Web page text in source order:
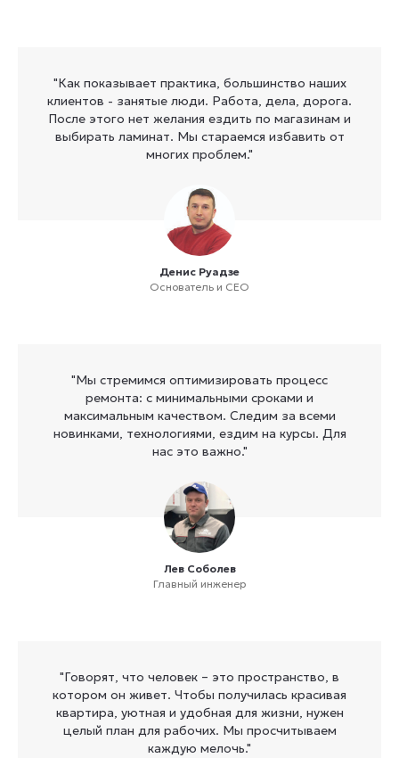
"Как показывает практика, большинство наших
клиентов - занятые люди. Работа, дела, дорога.
После этого нет желания ездить по магазинам и
выбирать ламинат. Мы стараемся избавить от
многих проблем."
Денис Руадзе
Основатель и CEO
"Мы стремимся оптимизировать процесс
ремонта: с минимальными сроками и
максимальным качеством. Следим за всеми
новинками, технологиями, ездим на курсы. Для
нас это важно."
Лев Соболев
Главный инженер
"Говорят, что человек – это пространство, в
котором он живет. Чтобы получилась красивая
квартира, уютная и удобная для жизни, нужен
целый план для рабочих. Мы просчитываем
каждую мелочь."